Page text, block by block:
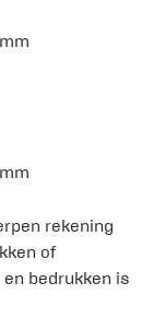
rekening
of
bedrukken is